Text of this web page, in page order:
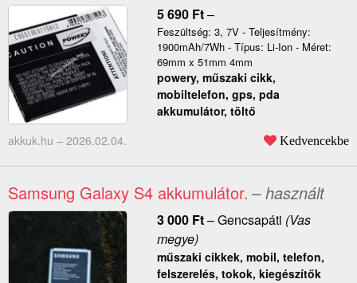
5 690 Ft–
Feszültség: 3, 7V - Teljesítmény:
1900mAh/7Wh - Típus: Li-Ion - Méret:
69mm x 51mm 4mm
powery, műszaki cikk,
mobiltelefon, gps, pda
akkumulátor, töltő
akkuk.hu – 2026.02.04. Kedvencekbe
Samsung Galaxy S4 akkumulátor. – használt
3 000 Ft–Gencsapáti (Vas
megye)
műszaki cikkek, mobil, telefon,
felszerelés, tokok, kiegészítők